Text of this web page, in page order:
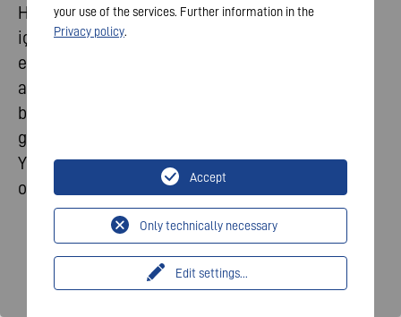
Hayatı daha kolay ve daha güvenli hale getirmek
için tasarlanmıştır. VARTA ev serisi ürünleri,
evinizin içindeki ve çevresindeki her yeri
aydınlatır. İyi düşünülmüş özellikler bu ürünleri
büyük ölçüde kullanıcı dostu yapar ve VARTA
güvenlik özelliklerimiz sayesinde tercih edilir.
Yoğun günlük yaşamınızda içeride ve dışarıda
optimum destek için!
your use of the services. Further information in the
Privacy policy.
Edit settings...
Only technically necessary
Accept